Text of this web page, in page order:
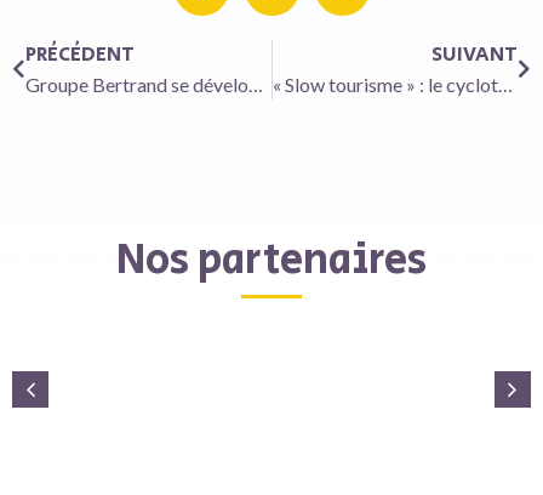
PRÉCÉDENT
Groupe Bertrand se développe dans la street-food en rachetant Pitaya
SUIVANT
« Slow tourisme » : le cyclotourisme en pleine expansion dans l’Hexagone
Nos partenaires